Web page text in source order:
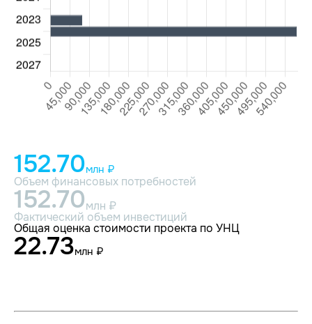
152.70млн ₽
Объем финансовых потребностей
152.70млн ₽
Фактический объем инвестиций
Общая оценка стоимости проекта по УНЦ
22.73млн ₽